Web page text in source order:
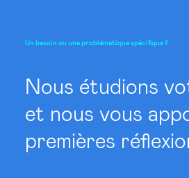
Un besoin ou une problématique spécifique ?
Nous étudions
et nous vous
premières